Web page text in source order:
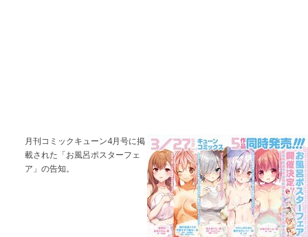
月刊コミックキューン4月号に掲
載された「お風呂ポスターフェ
ア」の告知。